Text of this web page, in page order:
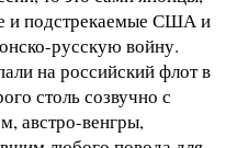
и подстрекаемые США и
русскую войну.
на российский флот в
столь созвучно с
австро-венгры,